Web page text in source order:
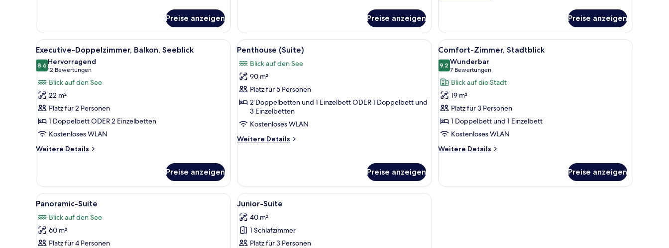
Doppel-
oder
-
Zweibettzimmer,
Seeblick
(with
Spa
Access)
Preise anzeigen
Doppel-
oder
-
Zweibettzimmer,
Gartenblick
(with
Spa
Access)
Preise anzeigen
Doppelzimmer,
Seeblick
(Villa
Imperiale)
Preise anzeigen
Alle
Fotos
für
Executive-
Doppelzimmer,
Balkon,
Seeblick
anzeigen
Executive-Doppelzimmer, Balkon, Seeblick | Ausblick vom Zimmer
5
Executive-Doppelzimmer, Balkon, Seeblick
8.68.6 von 10
Hervorragend
12 Bewertungen
(12
Bewertungen)
Blick auf den See
22 m²
Platz für 2 Personen
1 Doppelbett ODER 2 Einzelbetten
Kostenloses WLAN
Weitere Details
Weitere
Doppelzimmer,
Balkon,
Seeblick
Preise anzeigen
Alle
Fotos
für
Penthouse
(Suite)
anzeigen
Penthouse (Suite) | Ausblick vom Zimmer
11
Penthouse (Suite)
Blick auf den See
90 m²
Platz für 5 Personen
2 Doppelbetten und 1 Einzelbett ODER 1 Doppelbett und
3 Einzelbetten
Kostenloses WLAN
Weitere Details
Weitere
Preise anzeigen
Alle
Fotos
für
Comfort-
Zimmer,
Stadtblick
anzeigen
Comfort-Zimmer, Stadtblick | Ausblick vom
6
Comfort-Zimmer, Stadtblick
9.29.2 von 10
Wunderbar
7 Bewertungen
(7
Bewertungen)
Blick auf die Stadt
19 m²
Platz für 3 Personen
1 Doppelbett und 1 Einzelbett
Kostenloses WLAN
Weitere Details
Weitere
Zimmer,
Preise anzeigen
Alle
Fotos
für
Panoramic-
Suite
8
Panoramic-Suite
Blick auf den See
60 m²
Platz für 4 Personen
Alle
Fotos
für
Junior-
Suite
6
Junior-Suite
40 m²
1 Schlafzimmer
Platz für 3 Personen